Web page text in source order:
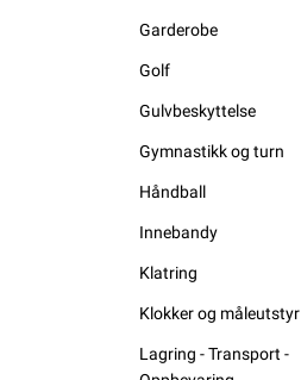
Garderobe
Golf
Gulvbeskyttelse
Gymnastikk og turn
Håndball
Innebandy
Klatring
Klokker og måleutstyr
Lagring - Transport -